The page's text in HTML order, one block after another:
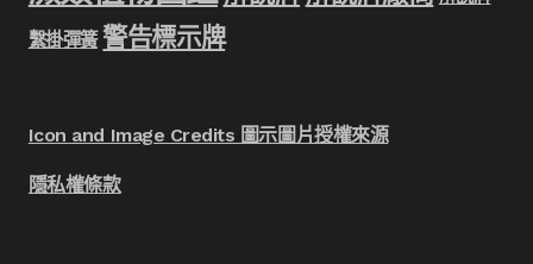
繫掛彈簧 警告標示牌
Icon and Image Credits 圖示圖片授權來源
隱私權條款